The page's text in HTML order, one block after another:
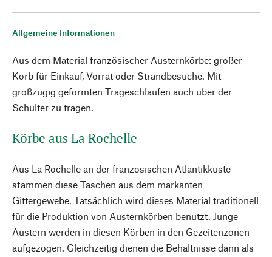
Allgemeine Informationen
Aus dem Material französischer Austernkörbe: großer
Korb für Einkauf, Vorrat oder Strandbesuche. Mit
großzügig geformten Trageschlaufen auch über der
Schulter zu tragen.
Körbe aus La Rochelle
Aus La Rochelle an der französischen Atlantikküste
stammen diese Taschen aus dem markanten
Gittergewebe. Tatsächlich wird dieses Material traditionell
für die Produktion von Austernkörben benutzt. Junge
Austern werden in diesen Körben in den Gezeitenzonen
aufgezogen. Gleichzeitig dienen die Behältnisse dann als